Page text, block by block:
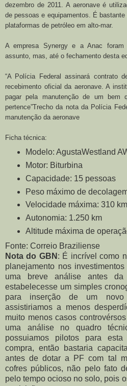
dezembro de 2011. A aeronave é
de pessoas e equipamentos. É
plataformas de petróleo em alto-mar.
A empresa Synergy e a Anac foram
assunto, mas, até o fechamento desta
“A Polícia Federal assinará contrato
recebimento oficial da aeronave. A
pagar pela manutenção de um bem
pertence”Trecho da nota da Polícia
manutenção da aeronave
Ficha técnica:
Modelo: AgustaWestland
Motor: Biturbina
Capacidade: 15 pessoas
Peso máximo de
Velocidade máxima: 310
Autonomia: 1.250 km
Altitude máxima de
Fonte: Correio Braziliense
Nota do GBN : É incrível como
planejamento nos
uma breve análise antes
estabelecesse um simples
para inserção de um novo
assistiriamos a menos
muito menos casos
uma análise no quadro
possuiamos pilotos para
compra, então bastaria
antes de dotar a PF com tal
cofres públicos, não pelo fato
pelo tempo ocioso no solo, pois